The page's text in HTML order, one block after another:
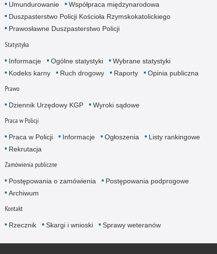
Umundurowanie
Współpraca międzynarodowa
Duszpasterstwo Policji Kościoła Rzymskokatolickiego
Prawosławne Duszpasterstwo Policji
Statystyka
Informacje Ogólne statystyki
Wybrane statystyki
Kodeks karny
Ruch drogowy Raporty Opinia publiczna
Prawo
Dziennik Urzędowy KGP Wyroki sądowe
Praca w Policji
Praca w Policji Informacje Ogłoszenia
Listy rankingowe
Rekrutacja
Zamówienia publiczne
Postępowania o zamówienia
Postępowania podprogowe
Archiwum
Kontakt
Rzecznik Skargi i wnioski Sprawy weteranów